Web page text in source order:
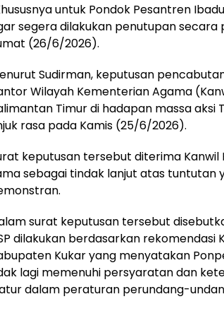
untuk Pondok Pesantren
segera dilakukan penutupan secara
(26/6/2026).
Sudirman, keputusan
Wilayah Kementerian Agama
Timur di hadapan massa aksi
rasa pada Kamis (25/6/2026).
keputusan tersebut diterima Kanwil
sebagai tindak lanjut atas tuntutan
surat keputusan tersebut
dilakukan berdasarkan rekomendasi
Kukar yang menyatakan
lagi memenuhi persyaratan dan
dalam peraturan perundang-